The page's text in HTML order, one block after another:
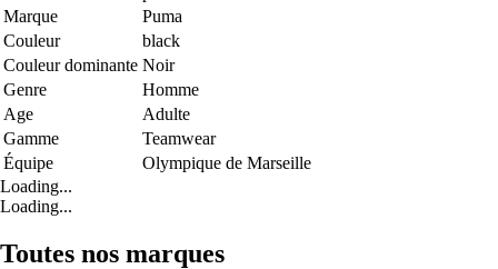
Marque
Puma
Couleur
black
Couleur dominante Noir
Genre
Homme
Age
Adulte
Gamme
Teamwear
Équipe
Olympique de Marseille
Loading...
Loading...
Toutes nos marques